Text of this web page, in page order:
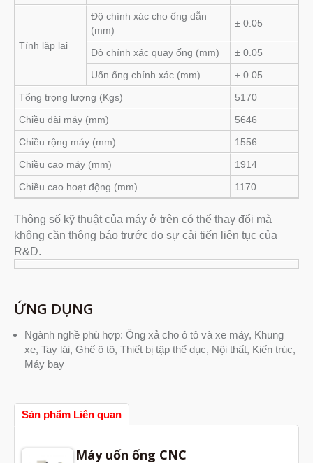
Tính lặp lại
Độ chính xác cho ống dẫn
(mm)
± 0.05
Độ chính xác quay ống (mm)
± 0.05
Uốn ống chính xác (mm)
± 0.05
Tổng trọng lượng (Kgs)
5170
Chiều dài máy (mm)
5646
Chiều rộng máy (mm)
1556
Chiều cao máy (mm)
1914
Chiều cao hoạt động (mm)
1170
Thông số kỹ thuật của máy ở trên có thể thay đổi mà
không cần thông báo trước do sự cải tiến liên tục của
R&D.
ỨNG DỤNG
Ngành nghề phù hợp: Ống xả cho ô tô và xe máy, Khung
xe, Tay lái, Ghế ô tô, Thiết bị tập thể dục, Nội thất, Kiến trúc,
Máy bay
Sản phẩm Liên quan
Máy uốn ống CNC